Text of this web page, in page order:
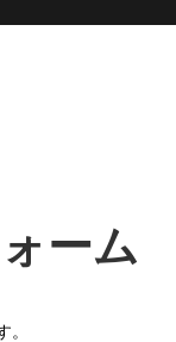
ーム
。